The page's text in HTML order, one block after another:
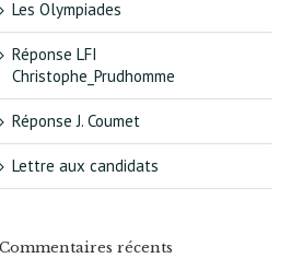
Les Olympiades
Réponse LFI
Christophe_Prudhomme
Réponse J. Coumet
Lettre aux candidats
Commentaires récents